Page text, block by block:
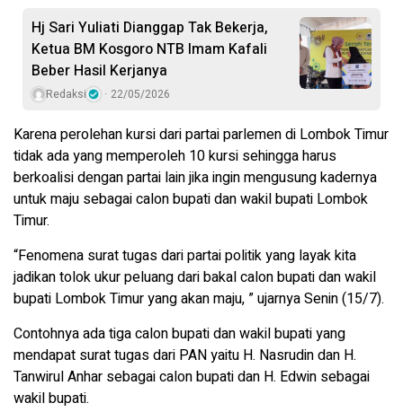
Hj Sari Yuliati Dianggap Tak Bekerja,
Ketua BM Kosgoro NTB Imam Kafali
Beber Hasil Kerjanya
Redaksi 22/05/2026
Karena perolehan kursi dari partai parlemen di Lombok Timur
tidak ada yang memperoleh 10 kursi sehingga harus
berkoalisi dengan partai lain jika ingin mengusung kadernya
untuk maju sebagai calon bupati dan wakil bupati Lombok
Timur.
“Fenomena surat tugas dari partai politik yang layak kita
jadikan tolok ukur peluang dari bakal calon bupati dan wakil
bupati Lombok Timur yang akan maju, ” ujarnya Senin (15/7).
Contohnya ada tiga calon bupati dan wakil bupati yang
mendapat surat tugas dari PAN yaitu H. Nasrudin dan H.
Tanwirul Anhar sebagai calon bupati dan H. Edwin sebagai
wakil bupati.